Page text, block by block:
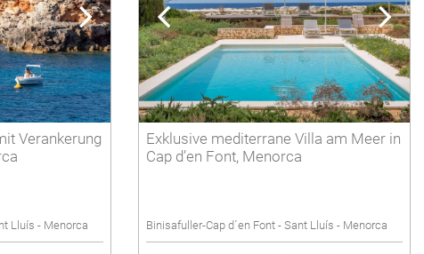
Im Strandnähe
Meerblick
Nähe Golfplatz
Löschen
Verankerung
Lluís - Menorca
Exklusive mediterrane Villa am Meer in
Cap d’en Font, Menorca
Binisafuller-Cap d´en Font - Sant Lluís - Menorca